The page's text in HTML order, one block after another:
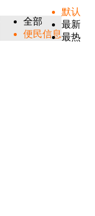
全部
便民信息
默认
最新
最热